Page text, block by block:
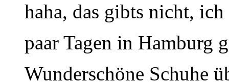
haha, das gibts nicht,
paar Tagen in Hamburg
Wunderschöne Schuhe